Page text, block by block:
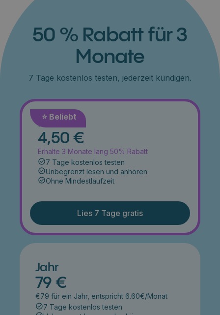
50 % Rabatt für 3
Monate
7 Tage kostenlos testen, jederzeit kündigen.
⭐️ Beliebt
Monat
4,50 €
Erhalte 3 Monate lang 50% Rabatt
7 Tage kostenlos testen
Unbegrenzt lesen und anhören
Ohne Mindestlaufzeit
Lies 7 Tage gratis
Jahr
79 €
€79 für ein Jahr, entspricht 6.60€/Monat
7 Tage kostenlos testen